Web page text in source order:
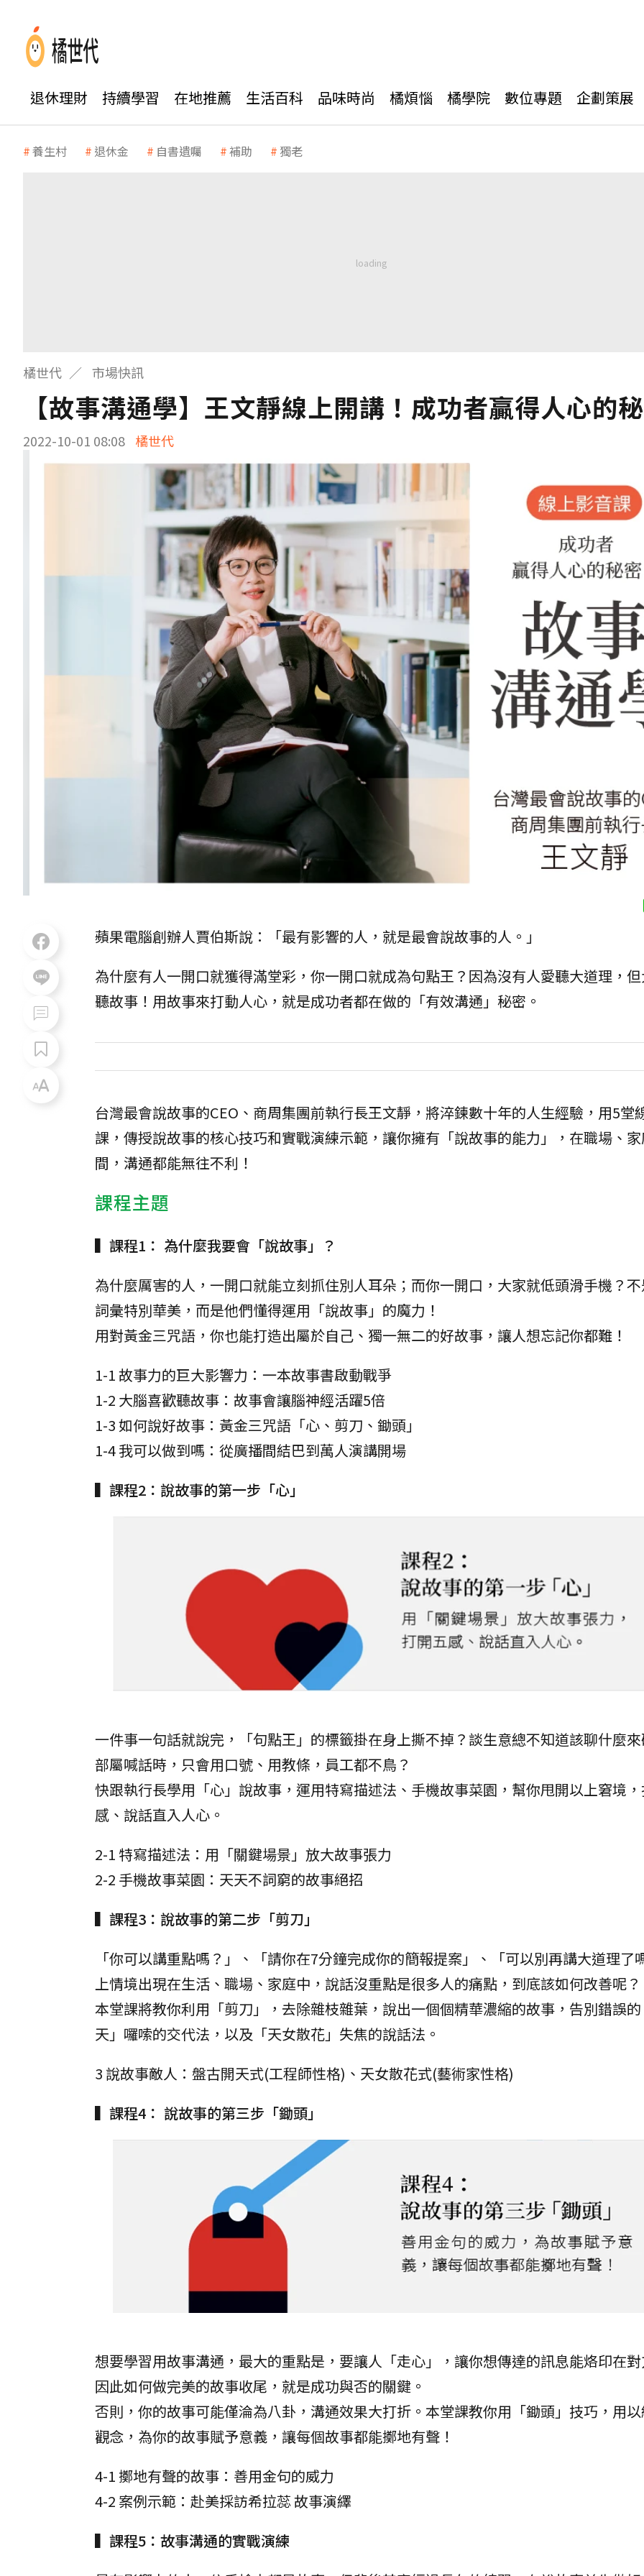
退休理財 持續學習 在地推薦 生活百科 品味時尚 橘煩惱 橘學院 數位專題 企劃策展
養生村 退休金 自書遺囑 補助 獨老
橘世代 市場快訊
【故事溝通學】王文靜線上開講！成功者贏得人心的
2022-10-01 08:08 橘世代
蘋果電腦創辦人賈伯斯說：「最有影響的人，就是最會說故事的人。」
為什麼有人一開口就獲得滿堂彩，你一開口就成為句點王？因為沒有人愛聽大道理，
聽故事！用故事來打動人心，就是成功者都在做的「有效溝通」秘密。
台灣最會說故事的CEO、商周集團前執行長王文靜，將淬鍊數十年的人生經驗，用5堂
課，傳授說故事的核心技巧和實戰演練示範，讓你擁有「說故事的能力」，在職場、
間，溝通都能無往不利！
課程主題
▍課程1： 為什麼我要會「說故事」？
為什麼厲害的人，一開口就能立刻抓住別人耳朵；而你一開口，大家就低頭滑手機？
詞彙特別華美，而是他們懂得運用「說故事」的魔力！
用對黃金三咒語，你也能打造出屬於自己、獨一無二的好故事，讓人想忘記你都難！
1-1 故事力的巨大影響力：一本故事書啟動戰爭
1-2 大腦喜歡聽故事：故事會讓腦神經活躍5倍
1-3 如何說好故事：黃金三咒語「心、剪刀、鋤頭」
1-4 我可以做到嗎：從廣播間結巴到萬人演講開場
▍課程2：說故事的第一步「心」
一件事一句話就說完，「句點王」的標籤掛在身上撕不掉？談生意總不知道該聊什麼
部屬喊話時，只會用口號、用教條，員工都不鳥？
快跟執行長學用「心」說故事，運用特寫描述法、手機故事菜園，幫你甩開以上窘境
感、說話直入人心。
2-1 特寫描述法：用「關鍵場景」放大故事張力
2-2 手機故事菜園：天天不詞窮的故事絕招
▍課程3：說故事的第二步「剪刀」
「你可以講重點嗎？」、「請你在7分鐘完成你的簡報提案」、「可以別再講大道理了
上情境出現在生活、職場、家庭中，說話沒重點是很多人的痛點，到底該如何改善呢？
本堂課將教你利用「剪刀」，去除雜枝雜葉，說出一個個精華濃縮的故事，告別錯誤
天」囉嗦的交代法，以及「天女散花」失焦的說話法。
3 說故事敵人：盤古開天式(工程師性格)、天女散花式(藝術家性格)
▍課程4： 說故事的第三步「鋤頭」
想要學習用故事溝通，最大的重點是，要讓人「走心」，讓你想傳達的訊息能烙印在
因此如何做完美的故事收尾，就是成功與否的關鍵。
否則，你的故事可能僅淪為八卦，溝通效果大打折。本堂課教你用「鋤頭」技巧，用
觀念，為你的故事賦予意義，讓每個故事都能擲地有聲！
4-1 擲地有聲的故事：善用金句的威力
4-2 案例示範：赴美採訪希拉蕊 故事演繹
▍課程5：故事溝通的實戰演練